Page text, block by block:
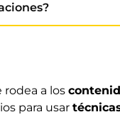
a los
para usar